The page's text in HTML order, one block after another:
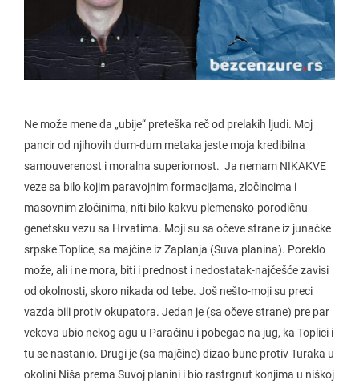
Ne može mene da „ubije“ preteška reč od prelakih ljudi. Moj
pancir od njihovih dum-dum metaka jeste moja kredibilna
samouverenost i moralna superiornost. Ja nemam NIKAKVE
veze sa bilo kojim paravojnim formacijama, zločincima i
masovnim zločinima, niti bilo kakvu plemensko-porodičnu-
genetsku vezu sa Hrvatima. Moji su sa očeve strane iz junačke
srpske Toplice, sa majčine iz Zaplanja (Suva planina). Poreklo
može, ali i ne mora, biti i prednost i nedostatak-najčešće zavisi
od okolnosti, skoro nikada od tebe. Još nešto-moji su preci
vazda bili protiv okupatora. Jedan je (sa očeve strane) pre par
vekova ubio nekog agu u Paraćinu i pobegao na jug, ka Toplici i
tu se nastanio. Drugi je (sa majčine) dizao bune protiv Turaka u
okolini Niša prema Suvoj planini i bio rastrgnut konjima u niškoj